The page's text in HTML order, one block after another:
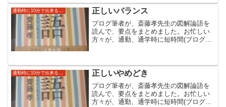
みやすくなっています。
通勤時に10分で出来る読み流し自己啓発（論語） 正しいバランス
ブログ筆者が、斎藤孝先生の図解論語を
読んで、要点をまとめました。お忙しい
方々が、通勤、通学時に短時間(ブログ上
みやすくなっています。
通勤時に10分で出来る読み流し自己啓発（論語） 正しいやめどき
ブログ筆者が、斎藤孝先生の図解論語を
読んで、要点をまとめました。お忙しい
方々が、通勤、通学時に短時間(ブログ上